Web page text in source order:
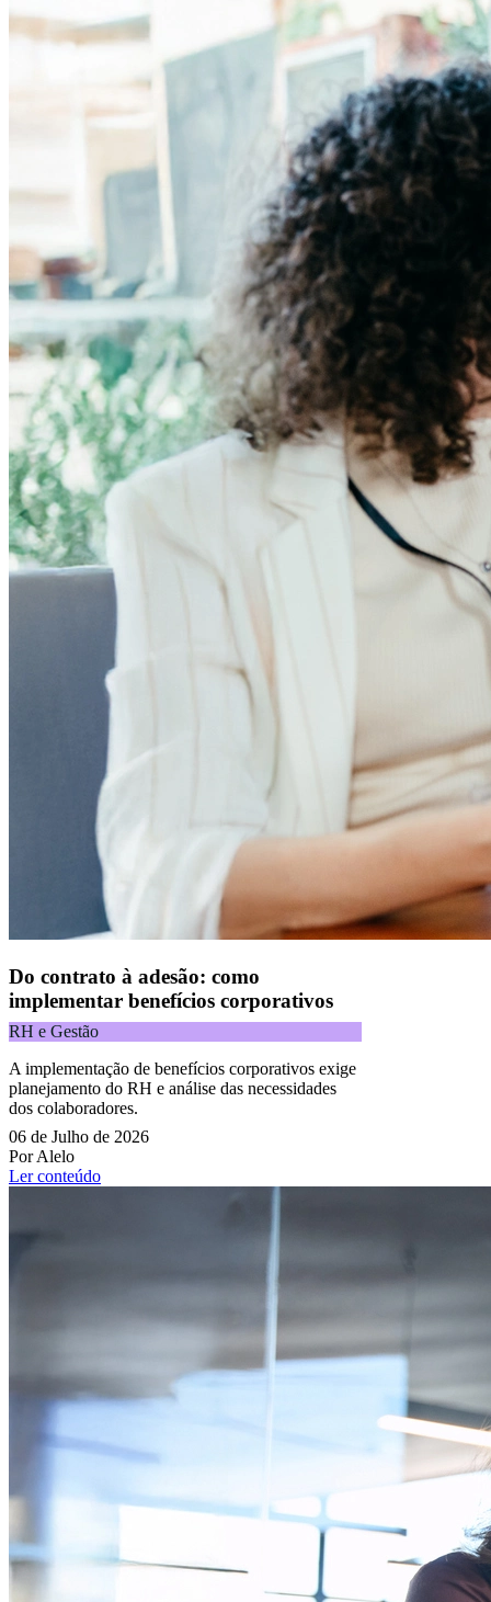
Do contrato à adesão: como
implementar benefícios corporativos
RH e Gestão
A implementação de benefícios corporativos exige
planejamento do RH e análise das necessidades
dos colaboradores.
06 de Julho de 2026
Por Alelo
Ler conteúdo